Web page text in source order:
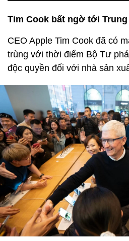
Tim Cook bất ngờ tới
CEO Apple Tim Cook đã có
trùng với thời điểm Bộ Tư
độc quyền đối với nhà sản